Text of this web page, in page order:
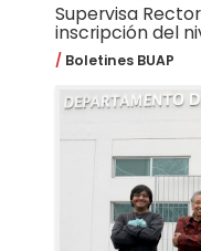
Supervisa
inscripción del
Boletines BUAP